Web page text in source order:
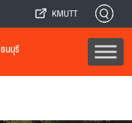
KMUTT
นบุรี